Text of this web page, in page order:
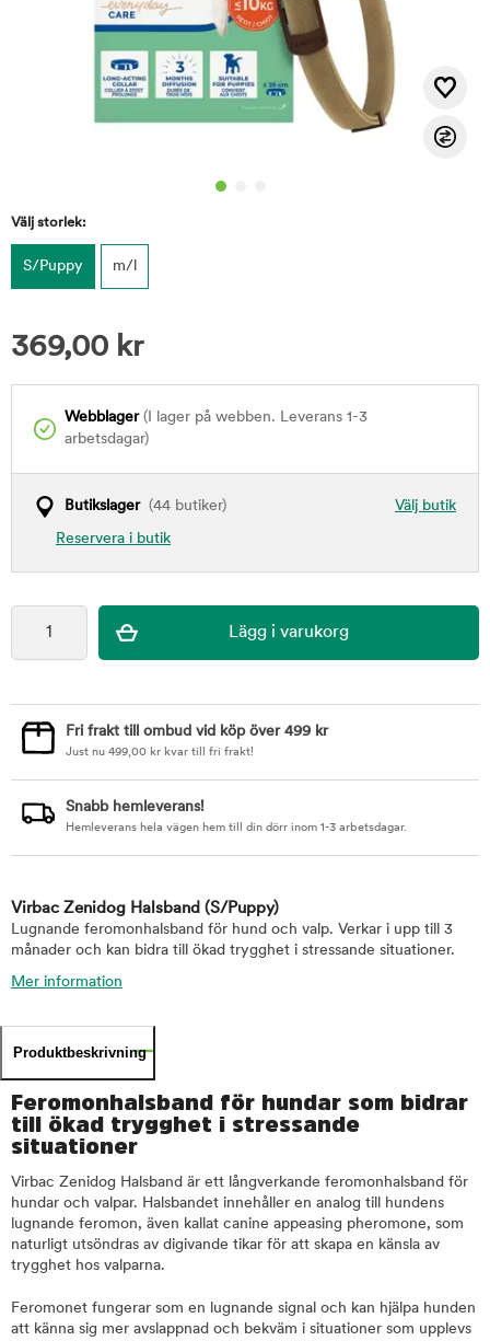
Välj storlek:
S/Puppy m/l
369,00 kr
Webblager(I lager på webben. Leverans 1-3
arbetsdagar)
Välj butik
Butikslager(44 butiker)
Reservera i butik
Fri frakt till ombud vid köp över 499 kr
Just nu 499,00 kr kvar till fri frakt!
Snabb hemleverans!
Hemleverans hela vägen hem till din dörr inom 1-3 arbetsdagar.
Virbac Zenidog Halsband (S/Puppy)
Lugnande feromonhalsband för hund och valp. Verkar i upp till 3
månader och kan bidra till ökad trygghet i stressande situationer.
Mer information
Produktbeskrivning
Feromonhalsband för hundar som bidrar
till ökad trygghet i stressande
situationer
Virbac Zenidog Halsband är ett långverkande feromonhalsband för
hundar och valpar. Halsbandet innehåller en analog till hundens
lugnande feromon, även kallat canine appeasing pheromone, som
naturligt utsöndras av digivande tikar för att skapa en känsla av
trygghet hos valparna.
Feromonet fungerar som en lugnande signal och kan hjälpa hunden
att känna sig mer avslappnad och bekväm i situationer som upplevs